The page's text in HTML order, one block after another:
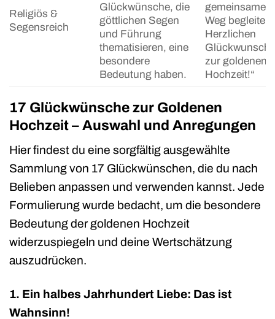
Religiös &
Segensreich
Glückwünsche, die
göttlichen Segen
und Führung
thematisieren, eine
besondere
Bedeutung haben.
gemeinsamen
Weg begleiten.
Herzlichen
Glückwunsch
zur goldenen
Hochzeit!“
17 Glückwünsche zur Goldenen
Hochzeit – Auswahl und Anregungen
Hier findest du eine sorgfältig ausgewählte
Sammlung von 17 Glückwünschen, die du nach
Belieben anpassen und verwenden kannst. Jede
Formulierung wurde bedacht, um die besondere
Bedeutung der goldenen Hochzeit
widerzuspiegeln und deine Wertschätzung
auszudrücken.
1. Ein halbes Jahrhundert Liebe: Das ist
Wahnsinn!